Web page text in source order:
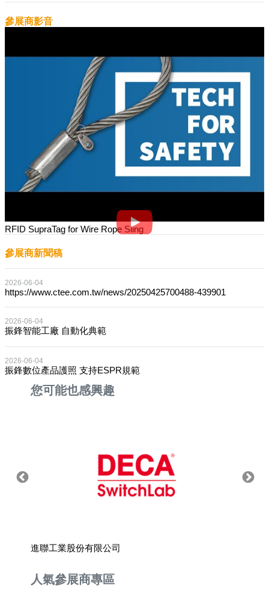
參展商影音
RFID SupraTag for Wire Rope Sling
參展商新聞稿
2026-06-04
https://www.ctee.com.tw/news/20250425700488-439901
2026-06-04
振鋒智能工廠 自動化典範
2026-06-04
振鋒數位產品護照 支持ESPR規範
您可能也感興趣
進聯工業股份有限公司
人氣參展商專區